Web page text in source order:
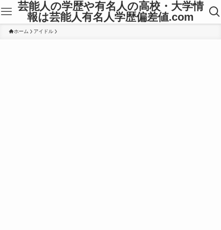
芸能人の学歴や有名人の高校・大学情
報は芸能人有名人学歴偏差値.com
ホーム アイドル